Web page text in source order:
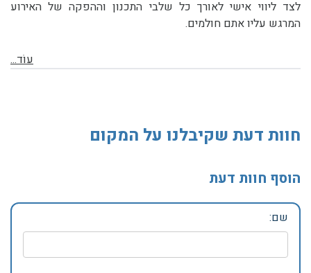
לצד ליווי אישי לאורך כל שלבי התכנון וההפקה של האירוע
המרגש עליו אתם חולמים.
עוֹד...
חוות דעת שקיבלנו על המקום
הוסף חוות דעת
שם: